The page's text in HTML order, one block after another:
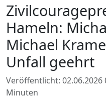
Hameln:
Michael
Unfall geehrt
Veröffentlicht: 02.06.2026
Minuten